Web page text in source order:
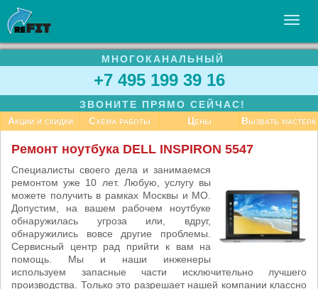
УСЛУГИ
БИЗНЕСУ
СТАТЬИ
МНОГОКАНАЛЬНЫЙ
+7 495 199 39 16
ЗВОНИТЕ ПРЯМО СЕЙЧАС!
Акции и скидки
Схема работы Цены Вызвать мастера
Ремонт ноутбука DELL INSPIRON 5547
Специалисты своего дела и занимаемся
ремонтом уже 10 лет. Любую, услугу вы
можете получить в рамках Москвы и МО.
Допустим, на вашем рабочем ноутбуке
обнаружилась угроза или, вдруг,
обнаружились вовсе другие проблемы.
Сервисный центр рад прийти к вам на
помощь. Мы и наши инженеры
используем запасные части исключительно лучшего
производства. Только это разрешает нашей компании классно